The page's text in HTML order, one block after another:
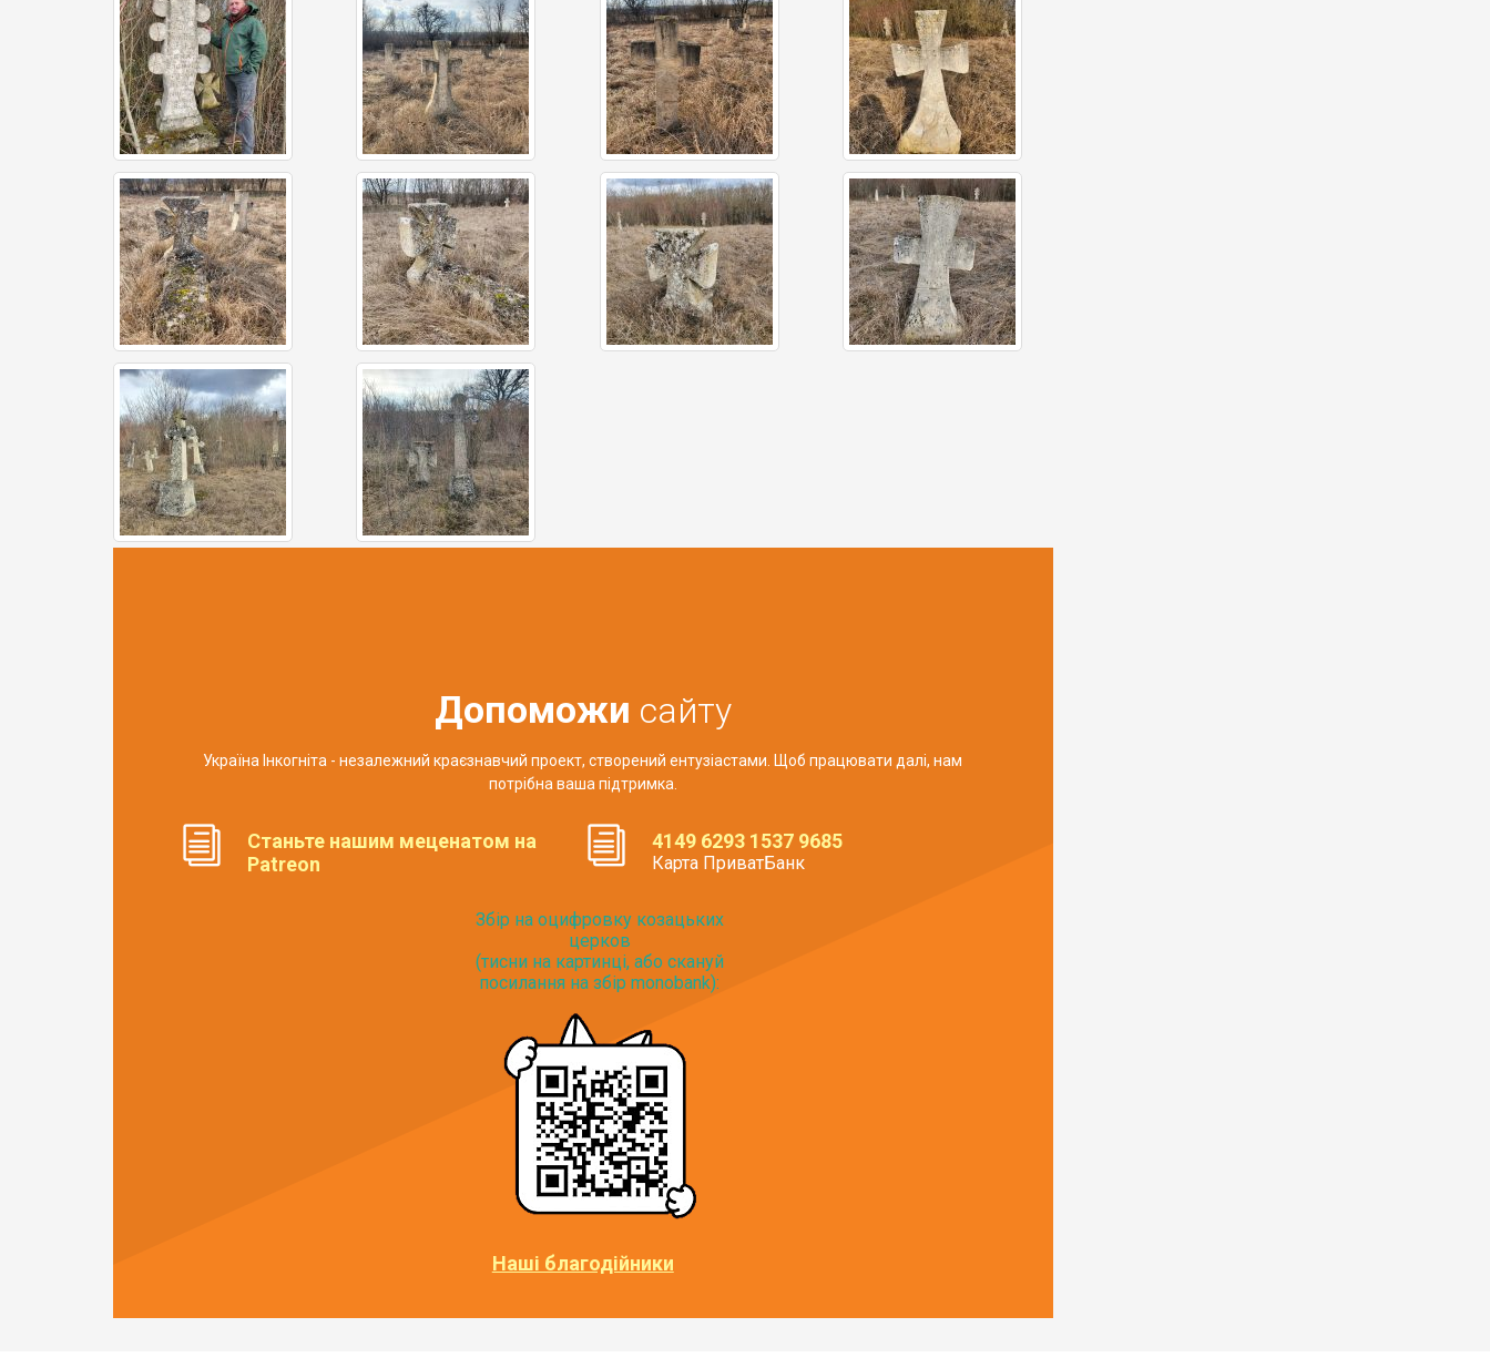
Допоможи сайту
Україна Інкогніта - незалежний краєзнавчий проект, створений ентузіастами. Щоб працювати далі, нам
потрібна ваша підтримка.
Станьте нашим меценатом на
Patreon
4149 6293 1537 9685
Карта ПриватБанк
Збір на оцифровку козацьких
церков
(тисни на картинці, або скануй
посилання на збір monobank):
Наші благодійники